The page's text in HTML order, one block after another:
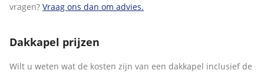
vragen? Vraag ons dan om advies.
Dakkapel prijzen
Wilt u weten wat de kosten zijn van een dakkapel inclusief de